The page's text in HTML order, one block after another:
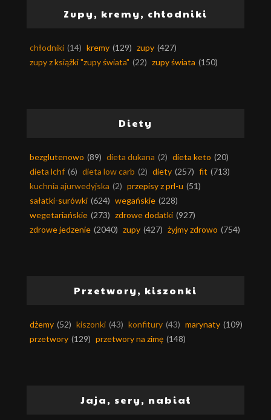
Zupy, kremy, chłodniki
chłodniki (14) kremy (129) zupy (427)
zupy z książki "zupy świata" (22) zupy świata (150)
Diety
bezglutenowo (89) dieta dukana (2) dieta keto (20)
dieta lchf (6) dieta low carb (2) diety (257) fit (713)
kuchnia ajurwedyjska (2) przepisy z prl-u (51)
sałatki-surówki (624) wegańskie (228)
wegetariańskie (273) zdrowe dodatki (927)
zdrowe jedzenie (2040) zupy (427) żyjmy zdrowo (754)
Przetwory, kiszonki
dżemy (52) kiszonki (43) konfitury (43) marynaty (109)
przetwory (129) przetwory na zimę (148)
Jaja, sery, nabiał